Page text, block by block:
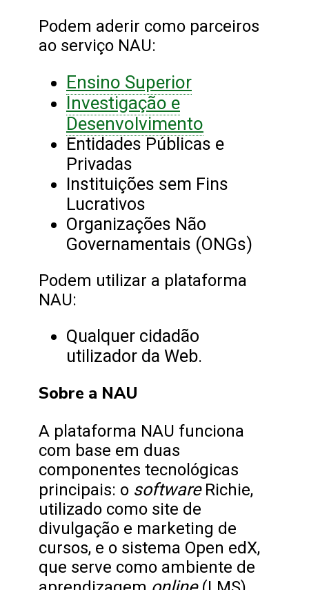
Podem aderir como parceiros
ao serviço NAU:
Ensino Superior
Investigação e
Desenvolvimento
Entidades Públicas e
Privadas
Instituições sem Fins
Lucrativos
Organizações Não
Governamentais (ONGs)
Podem utilizar a plataforma
NAU:
Qualquer cidadão
utilizador da Web.
Sobre a NAU
A plataforma NAU funciona
com base em duas
componentes tecnológicas
principais: o software Richie,
utilizado como site de
divulgação e marketing de
cursos, e o sistema Open edX,
que serve como ambiente de